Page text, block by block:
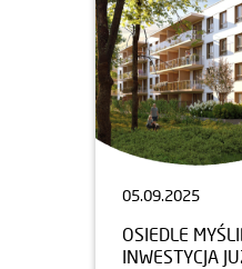
05.09.2025
OSIEDLE
INWESTYCJA